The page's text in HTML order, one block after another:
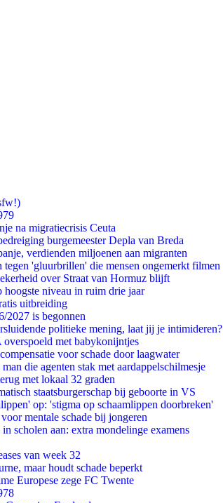
na migratiecrisis Ceuta
burgemeester Depla van Breda
verdienden miljoenen aan migranten
'gluurbrillen' die mensen ongemerkt filmen
over Straat van Hormuz blijft
niveau in ruim drie jaar
uitbreiding
2027 is begonnen
politieke mening, laat jij je intimideren?
met babykonijntjes
voor schade door laagwater
die agenten stak met aardappelschilmesje
met lokaal 32 graden
staatsburgerschap bij geboorte in VS
op: 'stigma op schaamlippen doorbreken'
mentale schade bij jongeren
scholen aan: extra mondelinge examens
van week 32
maar houdt schade beperkt
Europese zege FC Twente